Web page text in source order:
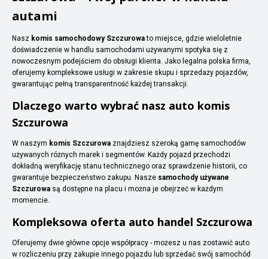
autami
Nasz komis samochodowy Szczurowato miejsce, gdzie wieloletnie
doświadczenie w handlu samochodami używanymi spotyka się z
nowoczesnym podejściem do obsługi klienta. Jako legalna polska firma,
oferujemy kompleksowe usługi w zakresie skupu i sprzedaży pojazdów,
gwarantując pełną transparentność każdej transakcji.
Dlaczego warto wybrać nasz auto komis
Szczurowa
W naszym komis Szczurowa znajdziesz szeroką gamę samochodów
używanych różnych marek i segmentów. Każdy pojazd przechodzi
dokładną weryfikację stanu technicznego oraz sprawdzenie historii, co
gwarantuje bezpieczeństwo zakupu. Nasze samochody używane
Szczurowa są dostępne na placu i można je obejrzeć w każdym
momencie.
Kompleksowa oferta auto handel Szczurowa
Oferujemy dwie główne opcje współpracy - możesz u nas zostawić auto
w rozliczeniu przy zakupie innego pojazdu lub sprzedać swój samochód